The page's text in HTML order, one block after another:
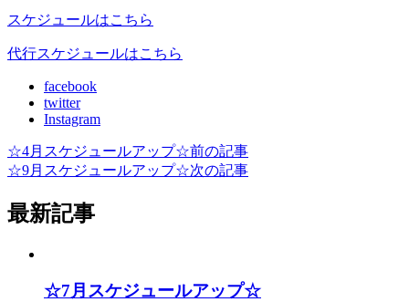
スケジュールはこちら
代行スケジュールはこちら
facebook
twitter
Instagram
☆4月スケジュールアップ☆前の記事
☆9月スケジュールアップ☆次の記事
最新記事
☆7月スケジュールアップ☆